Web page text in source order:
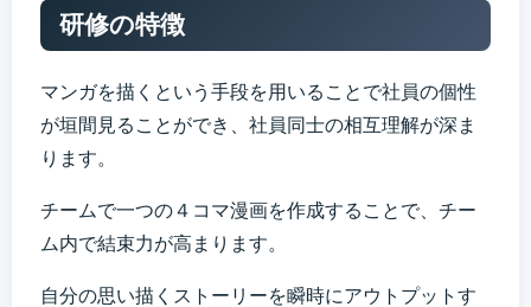
研修の特徴
マンガを描くという⼿段を⽤いることで社員の個性
が垣間⾒ることができ、社員同⼠の相互理解が深ま
ります。
チームで⼀つの４コマ漫画を作成することで、チー
ム内で結束⼒が⾼まります。
⾃分の思い描くストーリーを瞬時にアウトプットす